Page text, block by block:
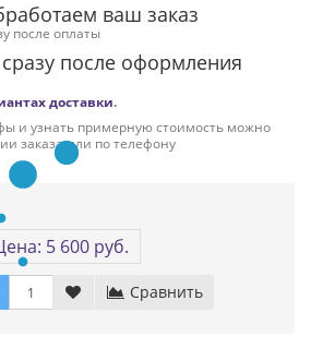
ваш заказ
после оплаты
после оформления
доставки.
и узнать примерную стоимость можно
заказа или по телефону
5 600 руб.
Сравнить